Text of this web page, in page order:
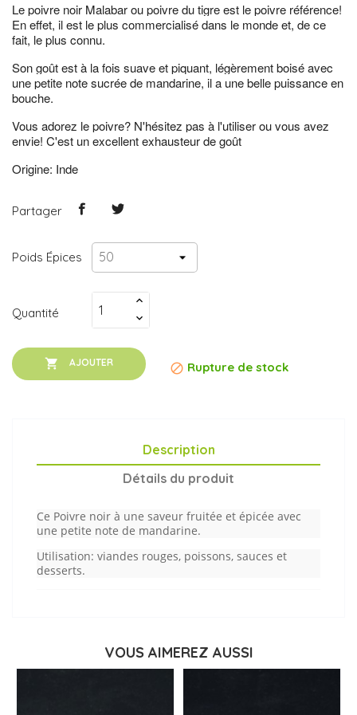
Le poivre noir Malabar ou poivre du tigre est le poivre référence!
En effet, il est le plus commercialisé dans le monde et, de ce
fait, le plus connu.
Son goût est à la fois suave et piquant, légèrement boisé avec
une petite note sucrée de mandarine, il a une belle puissance en
bouche.
Vous adorez le poivre? N'hésitez pas à l'utiliser ou vous avez
envie! C'est un excellent exhausteur de goût
Origine: Inde
Partager
Poids Épices
Quantité
 AJOUTER  Rupture de stock
Description
Détails du produit
Ce Poivre noir à une saveur fruitée et épicée avec
une petite note de mandarine.
Utilisation: viandes rouges, poissons, sauces et
desserts.
VOUS AIMEREZ AUSSI